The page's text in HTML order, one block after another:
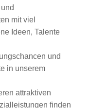
mit viel
Ideen, Talente
und
in unserem
attraktiven
finden